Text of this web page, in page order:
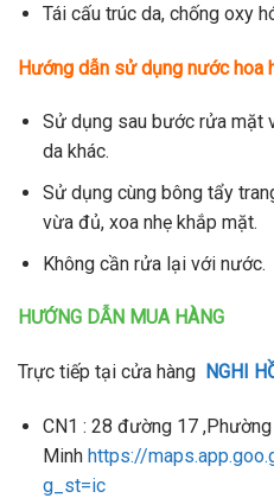
Tái cấu trúc da, chống oxy
Hướng dẫn sử dụng nước hoa
Sử dụng sau bước rửa mặt
da khác.
Sử dụng cùng bông tẩy
vừa đủ, xoa nhẹ khắp mặt.
Không cần rửa lại với nước.
HƯỚNG DẪN MUA HÀNG
Trực tiếp tại cửa hàng NGHI
CN1 : 28 đường 17 ,Phường
Minh https://
g_st=ic